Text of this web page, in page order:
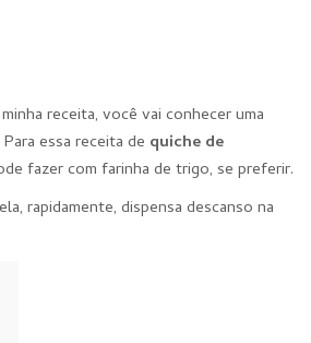
receita, você vai conhecer uma
essa receita de quiche de
fazer com farinha de trigo, se preferir.
rapidamente, dispensa descanso na